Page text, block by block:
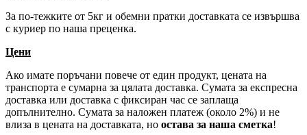
За по-тежките от 5кг и обемни пратки доставката се извършва
с куриер по наша преценка.
Цени
Ако имате поръчани повече от един продукт, цената на
транспорта е сумарна за цялата доставка. Сумата за експресна
доставка или доставка с фиксиран час се заплаща
допълнително. Сумата за наложен платеж (около 2%) и не
влиза в цената на доставката, но остава за наша сметка!